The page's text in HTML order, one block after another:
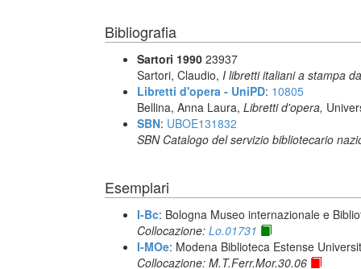
Bibliografia
Sartori 1990 23937
Sartori, Claudio, I libretti italiani a stampa
Libretti d'opera - UniPD: 10805
Bellina, Anna Laura, Libretti d'opera,
SBN: UBOE131832
SBN Catalogo del servizio bibliotecario
Esemplari
I-Bc: Bologna Museo internazionale e
Collocazione: Lo.01731
I-MOe: Modena Biblioteca Estense
Collocazione: M.T.Ferr.Mor.30.06